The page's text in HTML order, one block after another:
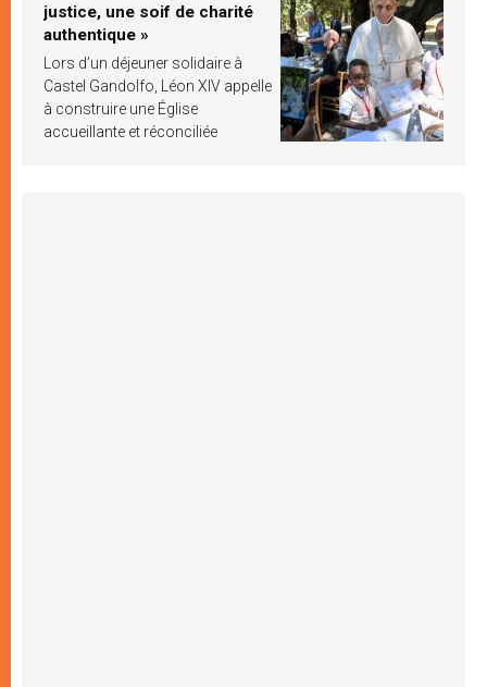
justice, une soif de charité
authentique »
Lors d’un déjeuner solidaire à
Castel Gandolfo, Léon XIV appelle
à construire une Église
accueillante et réconciliée